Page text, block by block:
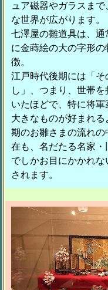
ュア磁器やガラスま
な世界が広がります。
七澤屋の雛道具は、通
に金蒔絵の大の字形
徴。
江戸時代後期には「
し」、つまり、世帯
いたほどで、特に将軍
大きなものが好まれ
期のお雛さまの流れ
在も、名だたる名家
でしかお目にかかれ
されます。